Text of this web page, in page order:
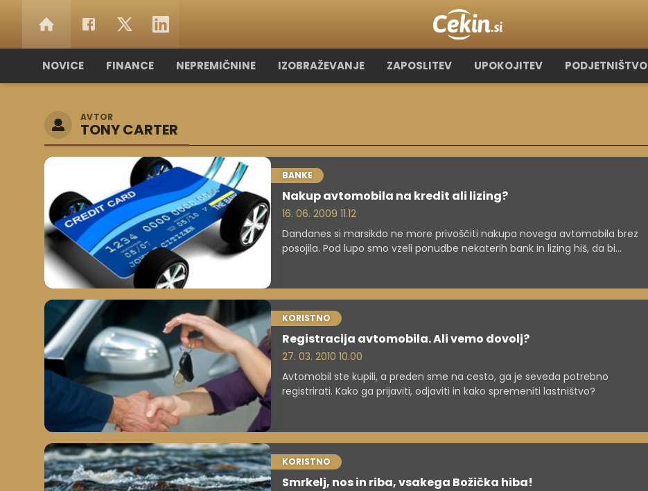
NOVICE FINANCE NEPREMIČNINE IZOBRAŽEVANJE ZAPOSLITEV UPOKOJITEV PODJETNIŠTVO
AVTOR
TONY CARTER
BANKE
Nakup avtomobila na kredit ali lizing?
16. 06. 2009 11.12
Dandanes si marsikdo ne more privoščiti nakupa novega avtomobila brez
posojila. Pod lupo smo vzeli ponudbe nekaterih bank in lizing hiš, da bi
KORISTNO
Registracija avtomobila. Ali vemo dovolj?
27. 03. 2010 10.00
Avtomobil ste kupili, a preden sme na cesto, ga je seveda potrebno
registrirati. Kako ga prijaviti, odjaviti in kako spremeniti lastništvo?
KORISTNO
Smrkelj, nos in riba, vsakega Božička hiba!